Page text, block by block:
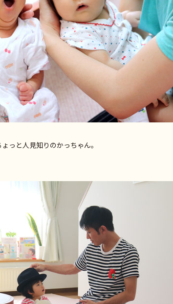
っと人見知りのかっちゃん。